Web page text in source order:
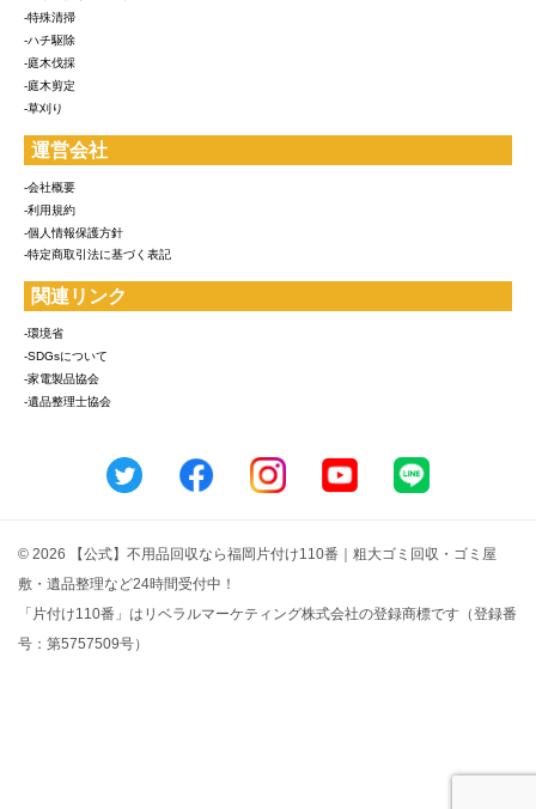
-特殊清掃
-ハチ駆除
-庭木伐採
-庭木剪定
-草刈り
運営会社
-会社概要
-利用規約
-個人情報保護方針
-特定商取引法に基づく表記
関連リンク
-環境省
-SDGsについて
-家電製品協会
-遺品整理士協会
© 2026 【公式】不用品回収なら福岡片付け110番｜粗大ゴミ回収・ゴミ屋
敷・遺品整理など24時間受付中！
「片付け110番」はリベラルマーケティング株式会社の登録商標です（登録番
号：第5757509号）